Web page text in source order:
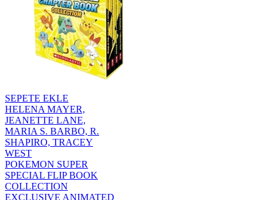
SEPETE EKLE
HELENA MAYER,
JEANETTE LANE,
MARIA S. BARBO, R.
SHAPIRO, TRACEY
WEST
POKEMON SUPER
SPECIAL FLIP BOOK
COLLECTION
EXCLUSIVE ANIMATED